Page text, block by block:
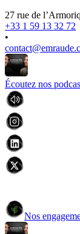
27 rue de
+33 1 59 13 32 72
•
Écoutez nos
Nos